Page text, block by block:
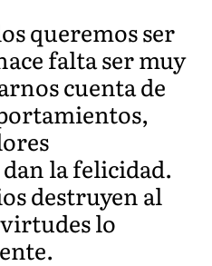
queremos ser
falta ser muy
cuenta de
la felicidad.
destruyen al
lo